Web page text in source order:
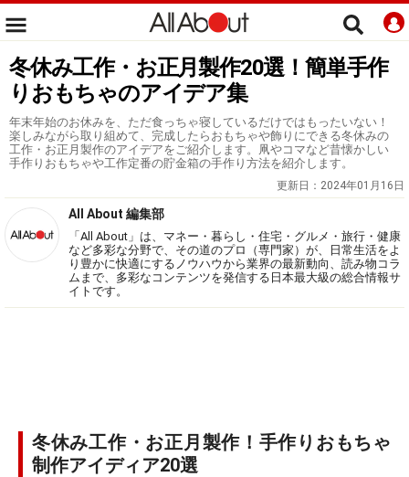
冬休み工作・お正月製作20選！簡単手作
りおもちゃのアイデア集
年末年始のお休みを、ただ食っちゃ寝しているだけではもったいない！
楽しみながら取り組めて、完成したらおもちゃや飾りにできる冬休みの
工作・お正月製作のアイデアをご紹介します。凧やコマなど昔懐かしい
手作りおもちゃや工作定番の貯金箱の手作り方法を紹介します。
更新日： 2024年01月16日
All About 編集部
「All About」は、マネー・暮らし・住宅・グルメ・旅行・健康
など多彩な分野で、その道のプロ（専門家）が、日常生活をよ
り豊かに快適にするノウハウから業界の最新動向、読み物コラ
ムまで、多彩なコンテンツを発信する日本最大級の総合情報サ
イトです。
冬休み工作・お正月製作！手作りおもちゃ
制作アイディア20選